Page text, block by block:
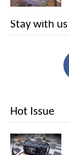
Stay with us
Hot Issue